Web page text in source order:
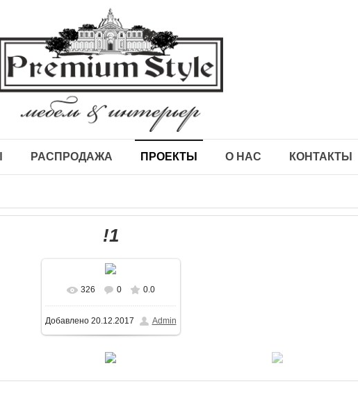
РАСПРОДАЖА ПРОЕКТЫ О НАС КОНТАКТЫ
!1
В реальном размере
1000x1200/ 282.6Kb
326 0 0.0
Добавлено20.12.2017 Admin